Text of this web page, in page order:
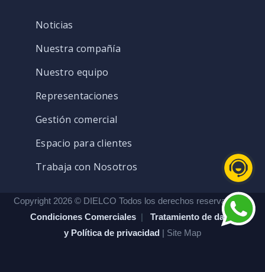
Noticias
Nuestra compañía
Nuestro equipo
Representaciones
Gestión comercial
Espacio para clientes
Trabaja con Nosotros
Copyright 2026 © DIELCO Todos los derechos reservados. |
Condiciones Comerciales | Tratamiento de datos
y Política de privacidad | Site Map